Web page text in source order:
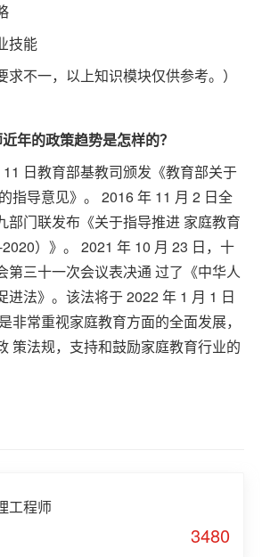
技能
求不一，以上知识模块仅供参考。）
年的政策趋势是怎样的？
日教育部基教司颁发《教育部关于
指导意见》。 2016 年 11 月 2 日全
部门联发布《关于指导推进 家庭教育
）》。 2021 年 10 月 23 日，十
第三十一次会议表决通 过了《中华人
进法》。该法将于 2022 年 1 月 1 日
非常重视家庭教育方面的全面发展，
策法规，支持和鼓励家庭教育行业的
工程师
3480